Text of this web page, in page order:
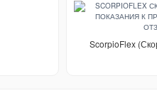
ScorpioFlex